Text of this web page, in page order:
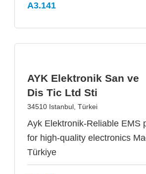
A3.141
AYK Elektronik San ve
Dis Tic Ltd Sti
34510 Istanbul, Türkei
Ayk Elektronik-Reliable EMS
for high-quality electronics
Türkiye